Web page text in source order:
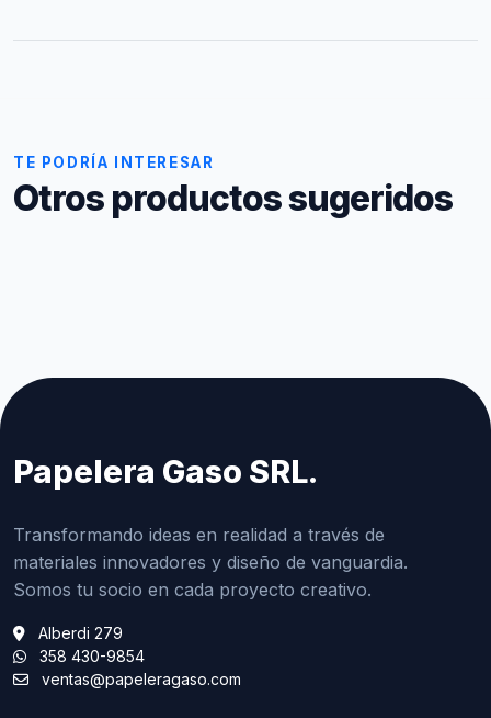
TE PODRÍA INTERESAR
Otros productos sugeridos
Papelera Gaso SRL.
Transformando ideas en realidad a través de
materiales innovadores y diseño de vanguardia.
Somos tu socio en cada proyecto creativo.
Alberdi 279
358 430-9854
ventas@papeleragaso.com